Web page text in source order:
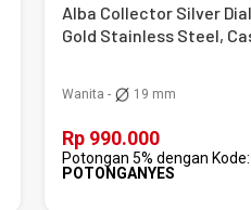
Alba Collector Silver Dial
Gold Stainless Steel,
Wanita - 19 mm
Rp 990.000
Potongan 5% dengan Kode:
POTONGANYES